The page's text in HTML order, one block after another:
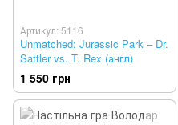
Артикул: 5116
Unmatched: Jurassic Park – Dr.
Sattler vs. T. Rex (англ)
1 550 грн